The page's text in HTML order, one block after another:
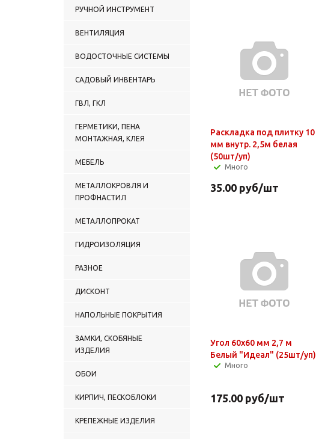
РУЧНОЙ ИНСТРУМЕНТ
ВЕНТИЛЯЦИЯ
ВОДОСТОЧНЫЕ СИСТЕМЫ
САДОВЫЙ ИНВЕНТАРЬ
ГВЛ, ГКЛ
ГЕРМЕТИКИ, ПЕНА
МОНТАЖНАЯ, КЛЕЯ
МЕБЕЛЬ
МЕТАЛЛОКРОВЛЯ И
ПРОФНАСТИЛ
МЕТАЛЛОПРОКАТ
ГИДРОИЗОЛЯЦИЯ
РАЗНОЕ
ДИСКОНТ
НАПОЛЬНЫЕ ПОКРЫТИЯ
ЗАМКИ, СКОБЯНЫЕ
ИЗДЕЛИЯ
ОБОИ
КИРПИЧ, ПЕСКОБЛОКИ
КРЕПЕЖНЫЕ ИЗДЕЛИЯ
Раскладка под плитку 10
мм внутр. 2,5м белая
(50шт/уп)
Много
35.00 руб/шт
Угол 60х60 мм 2,7 м
Белый "Идеал" (25шт/уп)
Много
175.00 руб/шт